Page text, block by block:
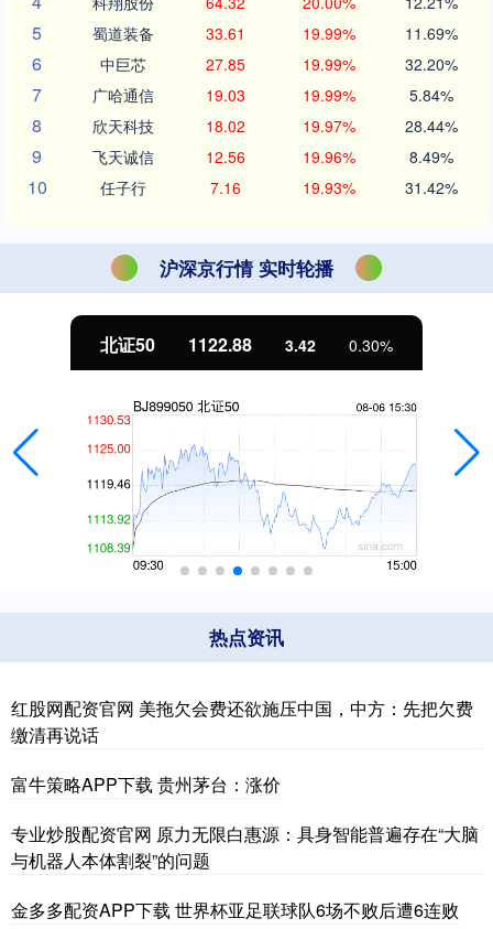
5 蜀道装备 33.61 19.99% 11.69%
6 中巨芯 27.85 19.99% 32.20%
7 广哈通信 19.03 19.99% 5.84%
8 欣天科技 18.02 19.97% 28.44%
9 飞天诚信 12.56 19.96% 8.49%
10 任子行 7.16 19.93% 31.42%
沪深京行情 实时轮播
北证50 1122.88 3.42 0.30%
热点资讯
红股网配资官网 美拖欠会费还欲施压中国，中方：先把欠费
缴清再说话
富牛策略APP下载 贵州茅台：涨价
专业炒股配资官网 原力无限白惠源：具身智能普遍存在“大脑
与机器人本体割裂”的问题
金多多配资APP下载 世界杯亚足联球队6场不败后遭6连败